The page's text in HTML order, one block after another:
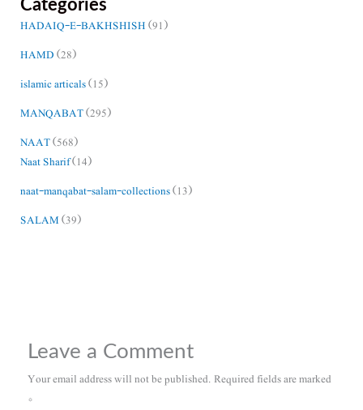
Categories
HADAIQ-E-BAKHSHISH(91)
HAMD(28)
islamic articals(15)
MANQABAT(295)
NAAT(568)
Naat Sharif(14)
naat-manqabat-salam-collections(13)
SALAM(39)
Leave a Comment
Your email address will not be published.Required fields are marked
*